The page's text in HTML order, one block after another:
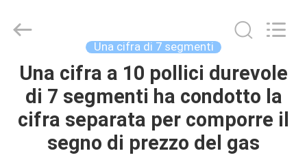
CASA
PRODOTTI
Electronic
Technology
Reserved.
Una cifra di 7 segmenti
Una cifra a 10 pollici durevole
di 7 segmenti ha condotto la
cifra separata per comporre il
segno di prezzo del gas